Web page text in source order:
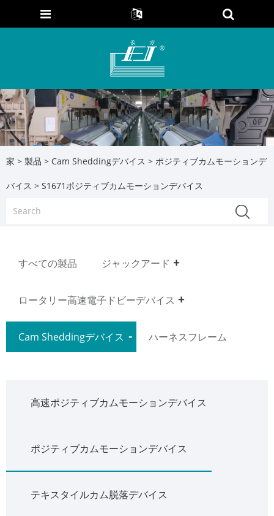
家 > 製品 > Cam Sheddingデバイス > ポジティブカムモーションデ
バイス > S1671ポジティブカムモーションデバイス
すべての製品 ジャックアード
ロータリー高速電子ドビーデバイス
Cam Sheddingデバイス ハーネスフレーム
高速ポジティブカムモーションデバイス
ポジティブカムモーションデバイス
テキスタイルカム脱落デバイス